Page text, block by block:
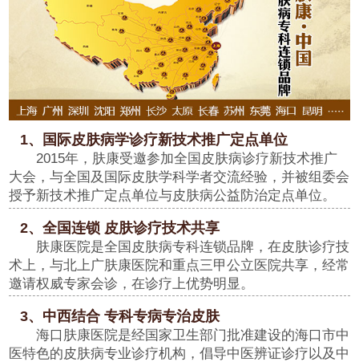
1、国际皮肤病学诊疗新技术推广定点单位
2015年，肤康受邀参加全国皮肤病诊疗新技术推广
大会，与全国及国际皮肤学科学者交流经验，并被组委会
授予新技术推广定点单位与皮肤病公益防治定点单位。
2、全国连锁 皮肤诊疗技术共享
肤康医院是全国皮肤病专科连锁品牌，在皮肤诊疗技
术上，与北上广肤康医院和重点三甲公立医院共享，经常
邀请权威专家会诊，在诊疗上优势明显。
3、中西结合 专科专病专治皮肤
海口肤康医院是经国家卫生部门批准建设的海口市中
医特色的皮肤病专业诊疗机构，倡导中医辨证诊疗以及中